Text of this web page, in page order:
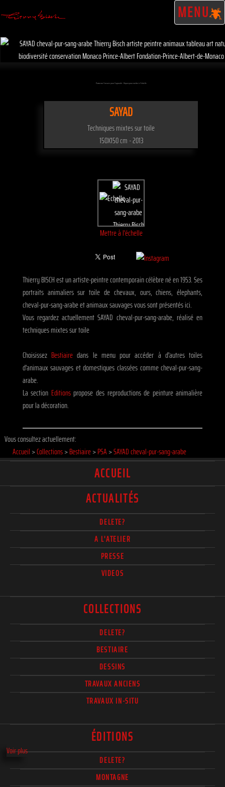
MENU
Passez sur l'oeuvre pour l'agrandir - Cliquez pour mettre à l'échelle
SAYAD
Techniques mixtes sur toile
150X150 cm - 2013
Voir plus
Mettre à l'échelle
Thierry BISCH est un artiste-peintre contemporain célèbre né en 1953. Ses
portraits animaliers sur toile de chevaux, ours, chiens, élephants,
cheval-pur-sang-arabe et animaux sauvages vous sont présentés ici.
Vous regardez actuellement SAYAD cheval-pur-sang-arabe, réalisé en
techniques mixtes sur toile
Choisissez Bestiaire dans le menu pour accéder à d'autres toiles
d'animaux sauvages et domestiques classées comme cheval-pur-sang-
arabe.
La section Editionspropose des reproductions de peinture animalière
pour la décoration.
Vous consultez actuellement:
Accueil >Collections>Bestiaire>PSA>SAYAD cheval-pur-sang-arabe
ACCUEIL
ACTUALITÉS
DELETE?
A L'ATELIER
PRESSE
VIDEOS
COLLECTIONS
DELETE?
BESTIAIRE
DESSINS
TRAVAUX ANCIENS
TRAVAUX IN-SITU
ÉDITIONS
DELETE?
MONTAGNE